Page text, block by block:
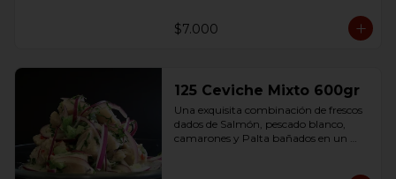
$7.000
125 Ceviche Mixto 600gr
Una exquisita combinación de frescos
dados de Salmón, pescado blanco,
camarones y Palta bañados en un